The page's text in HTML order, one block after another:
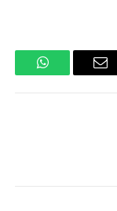
البريد
واتساب